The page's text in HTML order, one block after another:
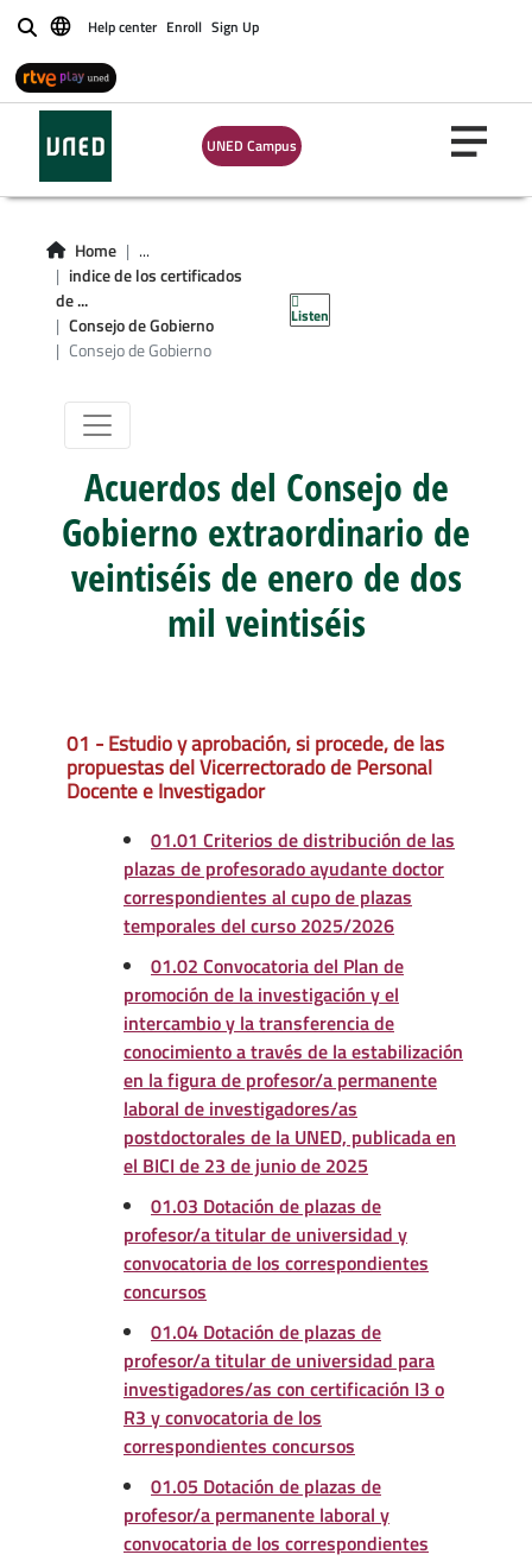
BuscarHelp center Enroll Sign Up
UNED Campus
Home
...
indice de los certificados
de ...
Consejo de Gobierno
Consejo de Gobierno
Listen
Consejo de
Gobierno
Acuerdos del Consejo de
Gobierno extraordinario de
veintiséis de enero de dos
mil veintiséis
01 - Estudio y aprobación, si procede, de las
propuestas del Vicerrectorado de Personal
Docente e Investigador
01.01 Criterios de distribución de las
plazas de profesorado ayudante doctor
correspondientes al cupo de plazas
temporales del curso 2025/2026
01.02 Convocatoria del Plan de
promoción de la investigación y el
intercambio y la transferencia de
conocimiento a través de la estabilización
en la figura de profesor/a permanente
laboral de investigadores/as
postdoctorales de la UNED, publicada en
el BICI de 23 de junio de 2025
01.03 Dotación de plazas de
profesor/a titular de universidad y
convocatoria de los correspondientes
concursos
01.04 Dotación de plazas de
profesor/a titular de universidad para
investigadores/as con certificación I3 o
R3 y convocatoria de los
correspondientes concursos
01.05 Dotación de plazas de
profesor/a permanente laboral y
convocatoria de los correspondientes